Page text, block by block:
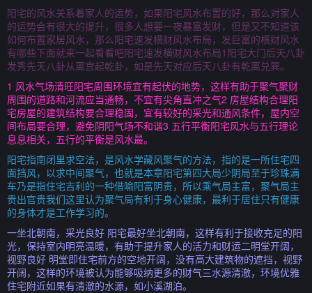
阳宅的风水关系着家人的运势，如果阳宅风水布置的好，那么对家人
的运势会有很大的提升，很多人想要一夜暴富发财，但是又不知道该
如何布置家居风水，那么阳宅速发横财风水布局，发巨富的横财风水
有哪些下面就来一起看看吧阳宅速发横财风水布局1阳宅大门后天八卦
发秀先天八卦从离宫起乾卦，如是先天对应后天八卦有乾离兑巽。
1 风水气场清旺阳宅周围环境宜有起伏的地势，这样有助于聚气聚财
周围的道路和河流应当通畅，不宜有尖角直冲之气2 房屋结构合理阳
宅房屋的建筑结构要合理稳固，宜有较好的采光和通风条件，屋内空
间布局要合理，避免阴阳气场不和谐3 五行平衡阳宅风水与五行理论
息息相关，五行的平衡是风水最。
阳宅指南闭里求空法，是风水学藏风聚气的方法，指的是一所住宅四
面挡风，以求中间聚气，也就是本章阳宅第四大局少阴局至于珍珠满
车乃是指住宅吉利的一种借喻阳富阴贵，所以乘气局主富，聚气局主
贵出官贵我们这里认为聚气局有利于身心健康，最利于居住只有健康
的身体才是工作学习的。
一坐北朝南，采光良好 阳宅最好坐北朝南，这样有利于接收充足的阳
光，保持室内明亮温暖，有助于提升家人的活力和财运二明堂开阔，
视野良好 明堂即住宅前方的空地开阔，没有高大建筑物的遮挡，视野
开阔，这样的环境被认为能够吸纳更多的财气三水源清澈，环境优雅
住宅附近如果有清澈的水源，如小溪湖泊。